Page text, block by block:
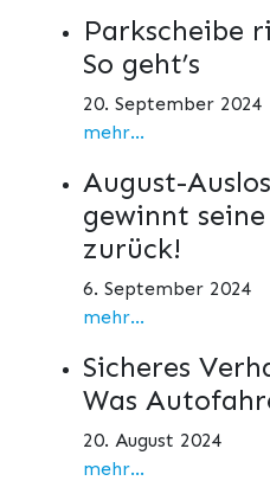
Parkscheibe
So geht’s
20. September 2024
mehr...
August-
gewinnt
zurück!
6. September 2024
mehr...
Sicheres
Was
20. August 2024
mehr...